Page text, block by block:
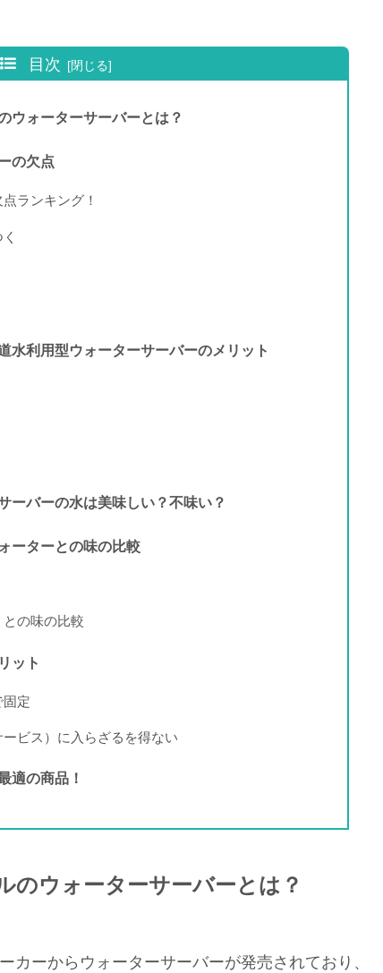
目次
ウォーターサーバーとは？
の欠点
ランキング！
水利用型ウォーターサーバーのメリット
ーバーの水は美味しい？不味い？
ーターとの味の比較
の味の比較
ット
固定
ビス）に入らざるを得ない
適の商品！
のウォーターサーバーとは？
カーからウォーターサーバーが発売されており、